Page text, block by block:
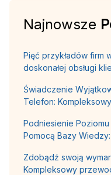
Najnowsze
Pięć przykładów firm
doskonałej obsługi
Świadczenie
Telefon:
Podniesienie Poziomu
Pomocą Bazy
Zdobądź swoją
Kompleksowy